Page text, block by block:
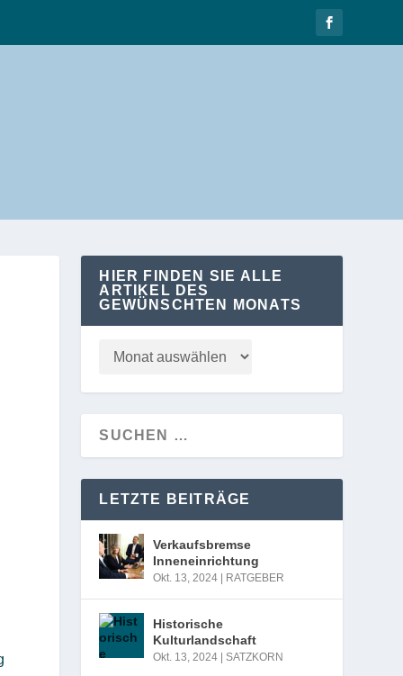
HIER FINDEN SIE ALLE
ARTIKEL DES
GEWÜNSCHTEN MONATS
LETZTE BEITRÄGE
Verkaufsbremse
Inneneinrichtung
Okt. 13, 2024 RATGEBER
Historische
Kulturlandschaft
Okt. 13, 2024 |SATZKORN